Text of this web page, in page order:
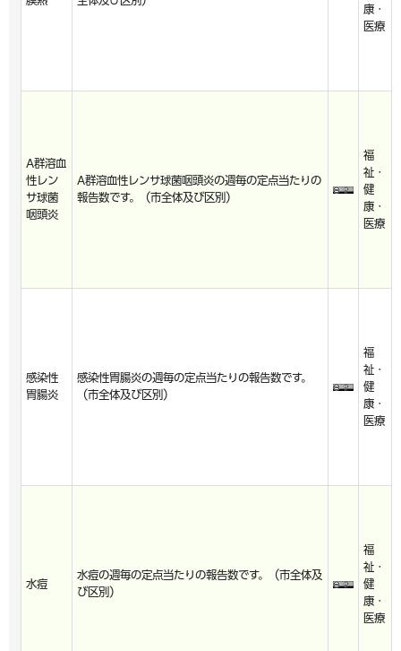
康・
医療
A群溶血
性レン
サ球菌
咽頭炎
A群溶血性レンサ球菌咽頭炎の週毎の定点当たりの
報告数です。（市全体及び区別）
福
祉・
健
康・
医療
感染性
胃腸炎
感染性胃腸炎の週毎の定点当たりの報告数です。
（市全体及び区別）
福
祉・
健
康・
医療
水痘
水痘の週毎の定点当たりの報告数です。（市全体及
び区別）
福
祉・
健
康・
医療